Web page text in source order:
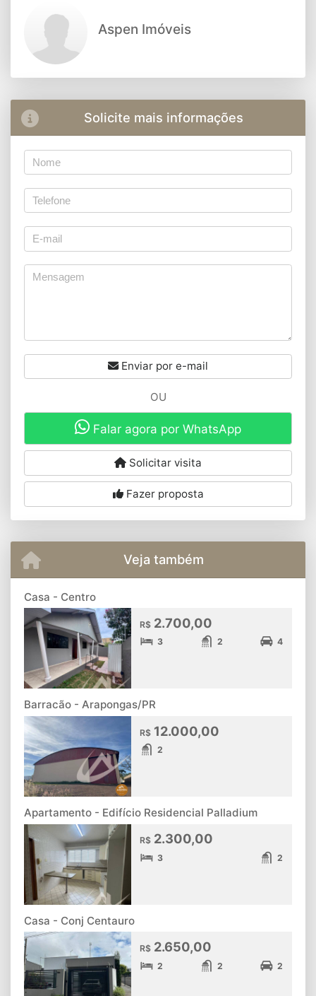
Aspen Imóveis
Solicite mais informações
Enviar por e-mail
OU
Falar agora por WhatsApp
Solicitar visita
Fazer proposta
Veja também
Casa - Centro
R$ 2.700,00
3 2 4
Barracão - Arapongas/PR
R$ 12.000,00
2
Apartamento - Edifício Residencial Palladium
R$ 2.300,00
3 2
Casa - Conj Centauro
R$ 2.650,00
2 2 2